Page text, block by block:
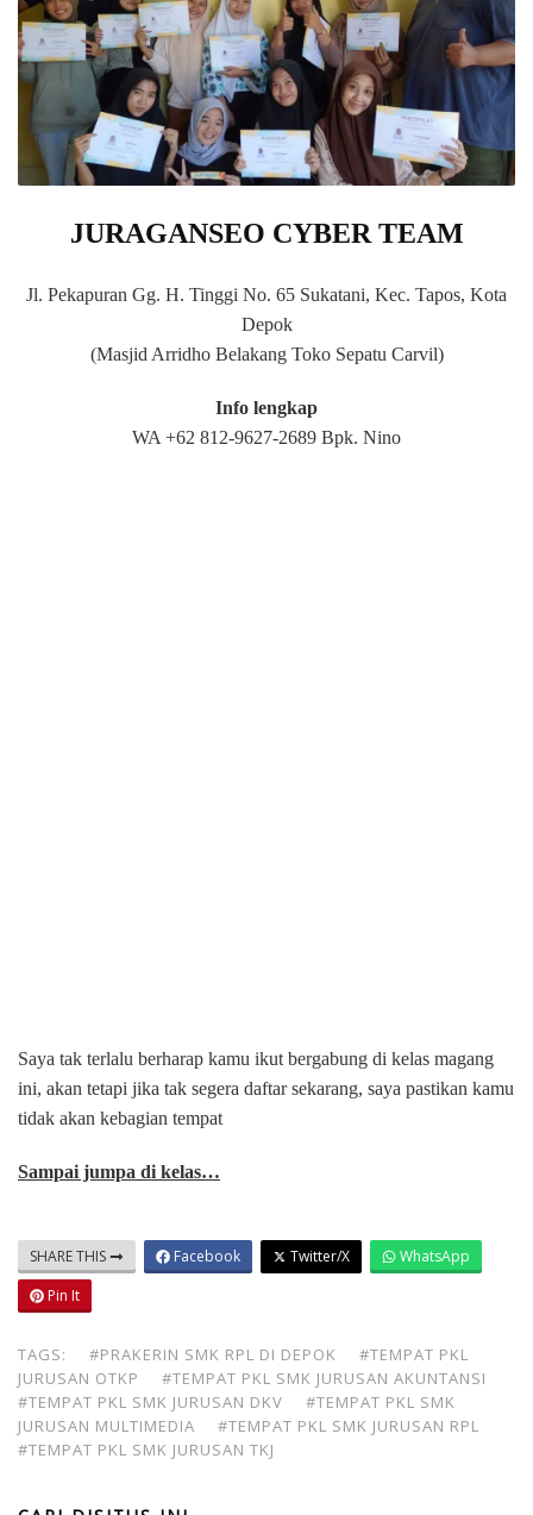
JURAGANSEO CYBER TEAM
Jl. Pekapuran Gg. H. Tinggi No. 65 Sukatani, Kec. Tapos, Kota
Depok
(Masjid Arridho Belakang Toko Sepatu Carvil)
Info lengkap
WA +62 812-9627-2689 Bpk. Nino
Saya tak terlalu berharap kamu ikut bergabung di kelas magang
ini, akan tetapi jika tak segera daftar sekarang, saya pastikan kamu
tidak akan kebagian tempat
Sampai jumpa di kelas…
SHARE THIS Facebook Twitter/X
WhatsApp
Pin It
TAGS: #PRAKERIN SMK RPL DI DEPOK
#TEMPAT PKL
JURUSAN OTKP
#TEMPAT PKL SMK JURUSAN AKUNTANSI
#TEMPAT PKL SMK JURUSAN DKV
#TEMPAT PKL SMK
JURUSAN MULTIMEDIA
#TEMPAT PKL SMK JURUSAN RPL
#TEMPAT PKL SMK JURUSAN TKJ